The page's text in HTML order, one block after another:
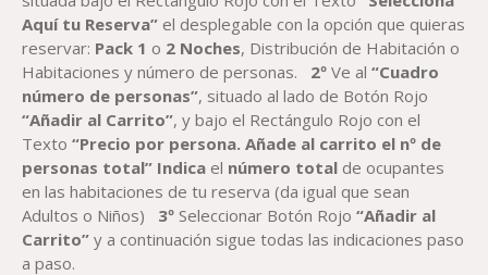
Aquí tu Reserva” el desplegable con la opción que quieras
reservar: Pack 1 o 2 Noches, Distribución de Habitación o
Habitaciones y número de personas. 2º Ve al“Cuadro
número de personas”, situado al lado de Botón Rojo
“Añadir al Carrito”, y bajo el Rectángulo Rojo con el
Texto“Precio por persona. Añade al carrito el nº de
personas total” Indica el número total de ocupantes
en las habitaciones de tu reserva (da igual que sean
Adultos o Niños) 3º Seleccionar Botón Rojo“Añadir al
Carrito” y a continuación sigue todas las indicaciones paso
a paso.